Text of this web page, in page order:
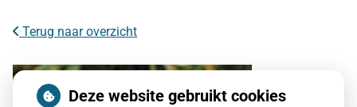
Terug naar overzicht
Deze website gebruikt cookies